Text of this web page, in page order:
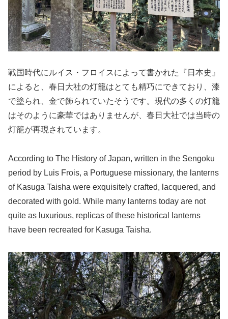
戦国時代にルイス・フロイスによって書かれた『日本史』
によると、春日大社の灯籠はとても精巧にできており、漆
で塗られ、金で飾られていたそうです。現代の多くの灯籠
はそのように豪華ではありませんが、春日大社では当時の
灯籠が再現されています。
According to The History of Japan, written in the Sengoku
period by Luis Frois, a Portuguese missionary, the lanterns
of Kasuga Taisha were exquisitely crafted, lacquered, and
decorated with gold. While many lanterns today are not
quite as luxurious, replicas of these historical lanterns
have been recreated for Kasuga Taisha.